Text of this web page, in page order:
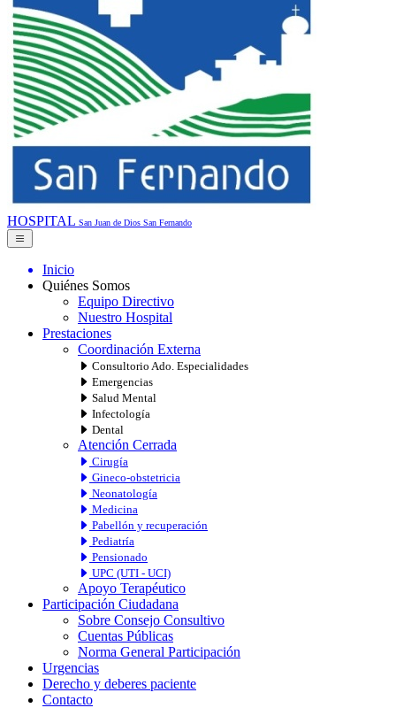
HOSPITAL San Juan de Dios San Fernando
Inicio
Quiénes Somos
Equipo Directivo
Nuestro Hospital
Prestaciones
Coordinación Externa
Consultorio Ado. Especialidades
Emergencias
Salud Mental
Infectología
Dental
Atención Cerrada
Cirugía
Gineco-obstetricia
Neonatología
Medicina
Pabellón y recuperación
Pediatría
Pensionado
UPC (UTI - UCI)
Apoyo Terapéutico
Participación Ciudadana
Sobre Consejo Consultivo
Cuentas Públicas
Norma General Participación
Urgencias
Derecho y deberes paciente
Contacto